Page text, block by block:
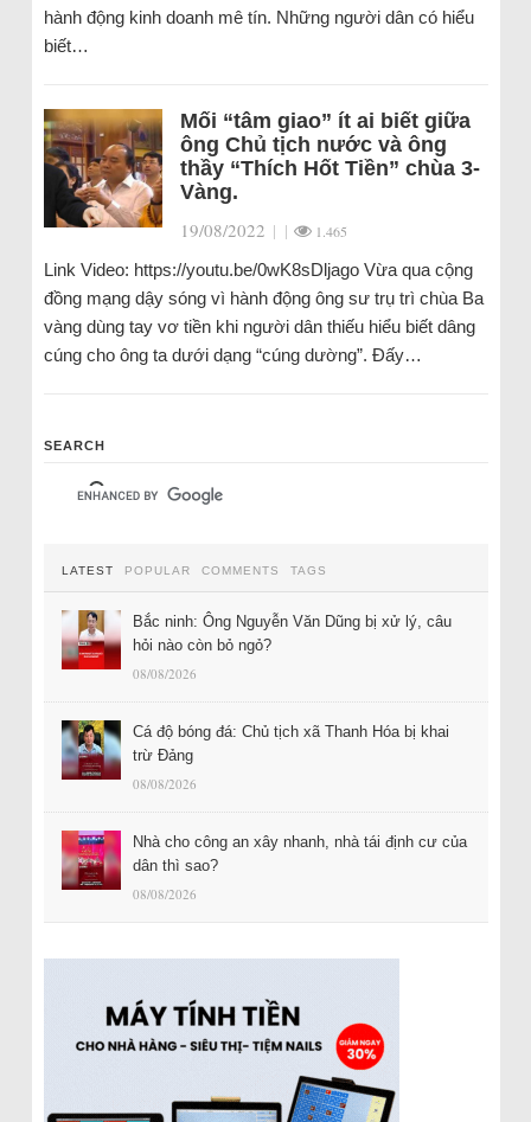
hành động kinh doanh mê tín. Những người dân có hiểu
biết…
Mối “tâm giao” ít ai biết giữa
ông Chủ tịch nước và ông
thầy “Thích Hốt Tiền” chùa 3-
Vàng.
19/08/2022 | | 1.465
Link Video: https://youtu.be/0wK8sDljago Vừa qua cộng
đồng mạng dậy sóng vì hành động ông sư trụ trì chùa Ba
vàng dùng tay vơ tiền khi người dân thiếu hiểu biết dâng
cúng cho ông ta dưới dạng “cúng dường”. Đấy…
SEARCH
LATEST POPULAR COMMENTS TAGS
Bắc ninh: Ông Nguyễn Văn Dũng bị xử lý, câu
hỏi nào còn bỏ ngỏ?
08/08/2026
Cá độ bóng đá: Chủ tịch xã Thanh Hóa bị khai
trừ Đảng
08/08/2026
Nhà cho công an xây nhanh, nhà tái định cư của
dân thì sao?
08/08/2026